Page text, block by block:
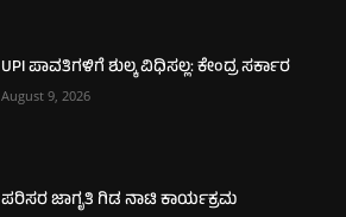
UPI ಪಾವತಿಗಳಿಗೆ ಶುಲ್ಕ ವಿಧಿಸಲ್ಲ: ಕೇಂದ್ರ ಸರ್ಕಾರ
August 9, 2026
ಪರಿಸರ ಜಾಗೃತಿ ಗಿಡ ನಾಟಿ ಕಾರ್ಯಕ್ರಮ